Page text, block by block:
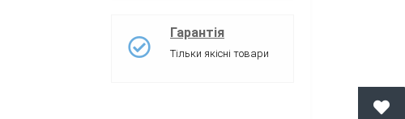
Гарантія
Тільки якісні товари